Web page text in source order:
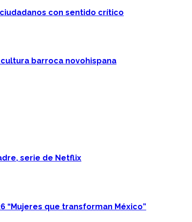
con sentido crítico
barroca novohispana
serie de Netflix
“Mujeres que transforman México”